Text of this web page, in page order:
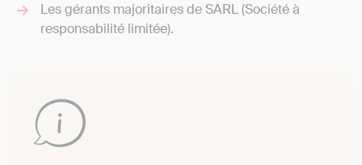
Les gérants majoritaires de SARL (Société à
responsabilité limitée).